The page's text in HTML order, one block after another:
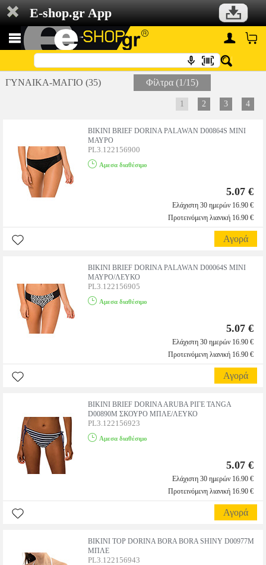
E-shop.gr App
ΓΥΝΑΙΚΑ-ΜΑΓΙΟ (35) Φίλτρα (1/15)
1 2 3 4
BIKINI BRIEF DORINA PALAWAN D00864S MINI
ΜΑΥΡΟ
PL3.122156900
Αμεσα διαθέσιμο
5.07 €
Ελάχιστη 30 ημερών 16.90 €
Προτεινόμενη λιανική 16.90 €
Αγορά
BIKINI BRIEF DORINA PALAWAN D00064S MINI
ΜΑΥΡΟ/ΛΕΥΚΟ
PL3.122156905
Αμεσα διαθέσιμο
5.07 €
Ελάχιστη 30 ημερών 16.90 €
Προτεινόμενη λιανική 16.90 €
Αγορά
BIKINI BRIEF DORINA ARUBA ΡΙΓΕ TANGA
D00890M ΣΚΟΥΡΟ ΜΠΛΕ/ΛΕΥΚΟ
PL3.122156923
Αμεσα διαθέσιμο
5.07 €
Ελάχιστη 30 ημερών 16.90 €
Προτεινόμενη λιανική 16.90 €
Αγορά
BIKINI TOP DORINA BORA BORA SHINY D00977Μ
ΜΠΛΕ
PL3.122156943